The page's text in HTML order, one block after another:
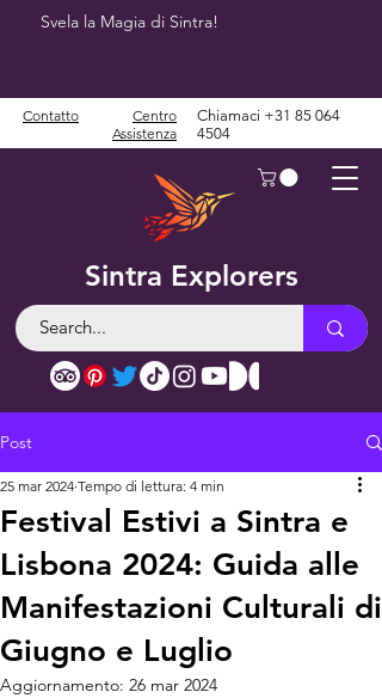
Svela la Magia di Sintra!
Sintra Explorers
Contatto
Centro
Assistenza
Chiamaci +31 85 064
4504
Post
Festival Estivi a Sintra e
Lisbona 2024: Guida alle
Manifestazioni Culturali di
Giugno e Luglio
25 mar 2024 Tempo di lettura: 4 min
Aggiornamento: 26 mar 2024